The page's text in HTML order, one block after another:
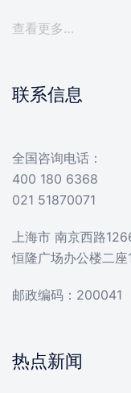
查看更多…
联系信息
全国咨询电话：
400 180 6368
021 51870071
上海市 南京西路
恒隆广场办公楼二座
邮政编码：200041
热点新闻